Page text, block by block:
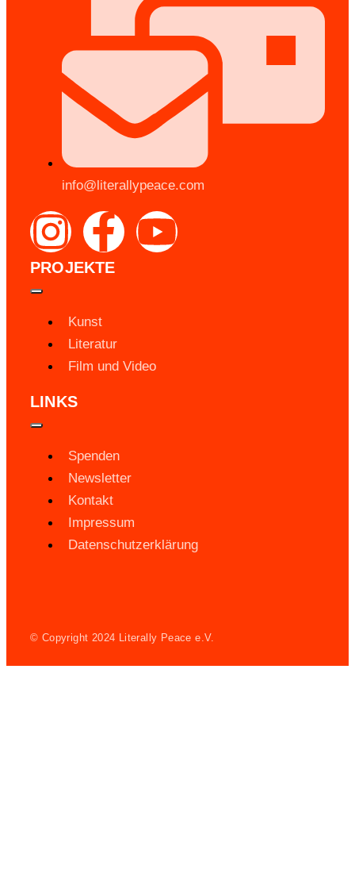
info@literallypeace.com​
PROJEKTE
Kunst
Literatur
Film und Video
LINKS
Spenden
Newsletter
Kontakt
Impressum
Datenschutzerklärung
© Copyright 2024 Literally Peace e.V.